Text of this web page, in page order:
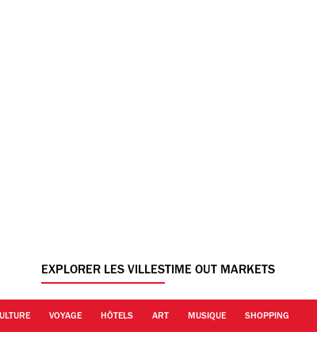
EXPLORER LES VILLESTIME OUT MARKETS
VOYAGE HÔTELS ART MUSIQUE SHOPPING